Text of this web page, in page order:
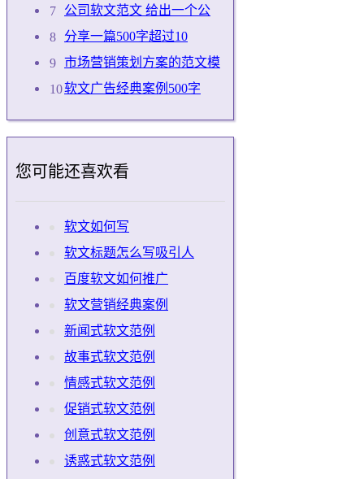
公司软文范文 给出一个公
分享一篇500字超过10
市场营销策划方案的范文模
软文广告经典案例500字
您可能还喜欢看
软文如何写
软文标题怎么写吸引人
百度软文如何推广
软文营销经典案例
新闻式软文范例
故事式软文范例
情感式软文范例
促销式软文范例
创意式软文范例
诱惑式软文范例